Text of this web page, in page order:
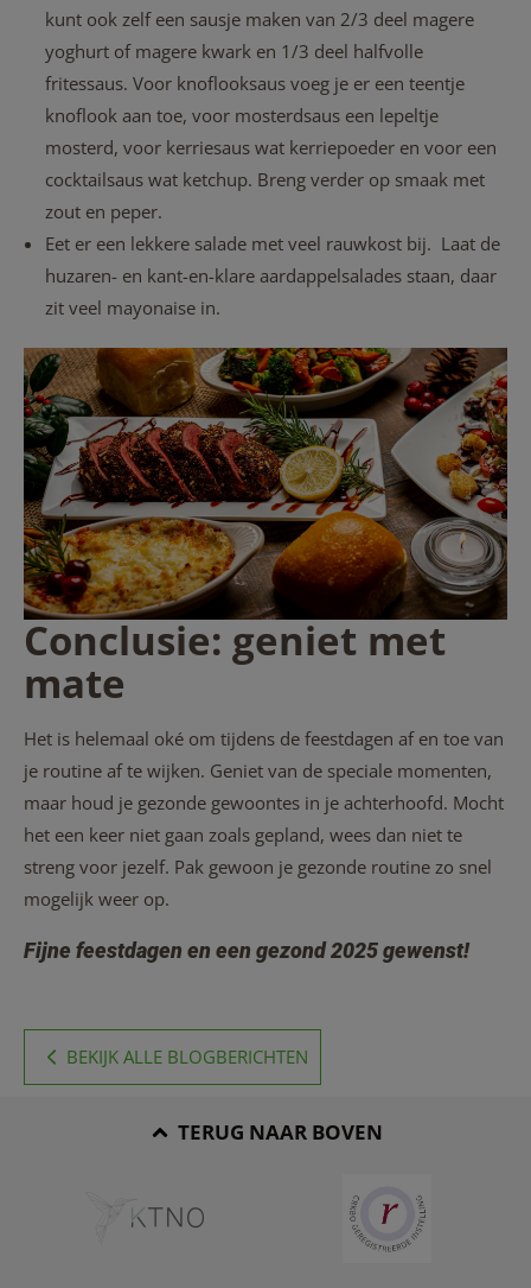
kunt ook zelf een sausje maken van 2/3 deel magere
yoghurt of magere kwark en 1/3 deel halfvolle
fritessaus. Voor knoflooksaus voeg je er een teentje
knoflook aan toe, voor mosterdsaus een lepeltje
mosterd, voor kerriesaus wat kerriepoeder en voor een
cocktailsaus wat ketchup. Breng verder op smaak met
zout en peper.
Eet er een lekkere salade met veel rauwkost bij. Laat de
huzaren- en kant-en-klare aardappelsalades staan, daar
zit veel mayonaise in.
Conclusie: geniet met
mate
Het is helemaal oké om tijdens de feestdagen af en toe van
je routine af te wijken. Geniet van de speciale momenten,
maar houd je gezonde gewoontes in je achterhoofd. Mocht
het een keer niet gaan zoals gepland, wees dan niet te
streng voor jezelf. Pak gewoon je gezonde routine zo snel
mogelijk weer op.
Fijne feestdagen en een gezond 2025 gewenst!
BEKIJK ALLE BLOGBERICHTEN
TERUG NAAR BOVEN